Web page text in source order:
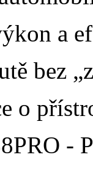
a
bez
o
-